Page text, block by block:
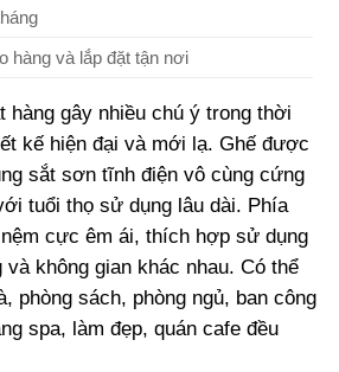
hàng và lắp đặt tận nơi
hàng gây nhiều chú ý trong thời
kế hiện đại và mới lạ. Ghế được
sắt sơn tĩnh điện vô cùng cứng
tuổi thọ sử dụng lâu dài. Phía
cực êm ái, thích hợp sử dụng
không gian khác nhau. Có thể
phòng sách, phòng ngủ, ban công
spa, làm đẹp, quán cafe đều